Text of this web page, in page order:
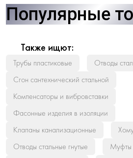
Популярные
Также ищют:
Трубы пластиковые
Отводы
Сгон сантехнический стальной
Компенсаторы и вибровставки
Фасонные изделия в изоляции
Клапаны канализационные
Отводы стальные гнутые
Муфты